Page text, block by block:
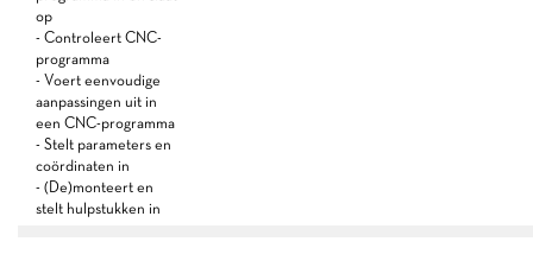
op
- Controleert CNC-
programma
- Voert eenvoudige
aanpassingen uit in
een CNC-programma
- Stelt parameters en
coördinaten in
- (De)monteert en
stelt hulpstukken in